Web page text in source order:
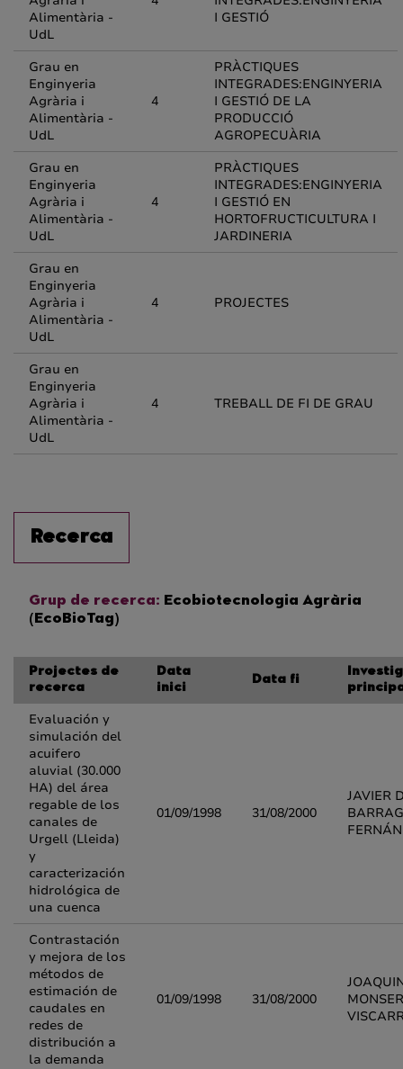
Alimentària -
UdL
I GESTIÓ
Grau en
Enginyeria
Agrària i
Alimentària -
UdL
4
PRÀCTIQUES
INTEGRADES:ENGINYERIA
I GESTIÓ DE LA
PRODUCCIÓ
AGROPECUÀRIA
Grau en
Enginyeria
Agrària i
Alimentària -
UdL
4
PRÀCTIQUES
INTEGRADES:ENGINYERIA
I GESTIÓ EN
HORTOFRUCTICULTURA I
JARDINERIA
Grau en
Enginyeria
Agrària i
Alimentària -
UdL
4 PROJECTES
Grau en
Enginyeria
Agrària i
Alimentària -
UdL
4 TREBALL DE FI DE GRAU
Recerca
Grup de recerca: Ecobiotecnologia Agrària
(EcoBioTag)
Projectes de
recerca
Data
inici
Data fi
Evaluación y
simulación del
acuifero
aluvial (30.000
HA) del área
regable de los
canales de
Urgell (Lleida)
y
caracterización
hidrológica de
una cuenca
01/09/1998 31/08/2000
JAVIER
Contrastación
y mejora de los
métodos de
estimación de
caudales en
redes de
distribución a
la demanda
01/09/1998 31/08/2000